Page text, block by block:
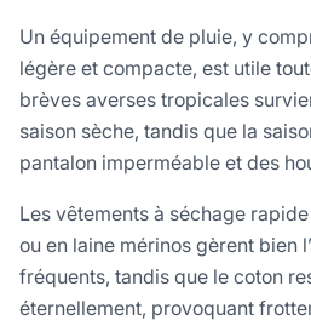
Un équipement de pluie, y
légère et compacte, est utile
brèves averses tropicales
saison sèche, tandis que la
pantalon imperméable et des
Les vêtements à séchage
ou en laine mérinos gèrent bien
fréquents, tandis que le coton
éternellement, provoquant